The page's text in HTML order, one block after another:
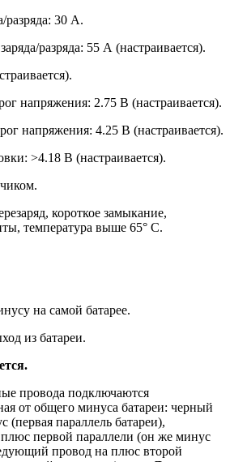
разряда: 30 А.
разряда: 55 А (настраивается).
напряжения: 2.75 В (настраивается).
напряжения: 4.25 В (настраивается).
>4.18 В (настраивается).
короткое замыкание,
температура выше 65° С.
на самой батарее.
из батареи.
провода подключаются
от общего минуса батареи: черный
параллель батареи),
первой параллели (он же минус
провод на плюс второй